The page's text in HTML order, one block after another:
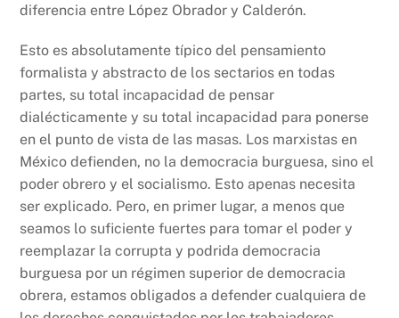
diferencia entre López Obrador y Calderón.
Esto es absolutamente típico del pensamiento
formalista y abstracto de los sectarios en todas
partes, su total incapacidad de pensar
dialécticamente y su total incapacidad para ponerse
en el punto de vista de las masas. Los marxistas en
México defienden, no la democracia burguesa, sino el
poder obrero y el socialismo. Esto apenas necesita
ser explicado. Pero, en primer lugar, a menos que
seamos lo suficiente fuertes para tomar el poder y
reemplazar la corrupta y podrida democracia
burguesa por un régimen superior de democracia
obrera, estamos obligados a defender cualquiera de